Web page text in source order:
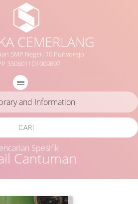
CEMERLANG
SMP Negeri 10 Purworejo
3306011D1009807
Cantuman
CARI
Spesifik